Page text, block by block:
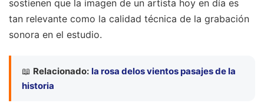
sostienen que la imagen de un artista hoy en día es
tan relevante como la calidad técnica de la grabación
sonora en el estudio.
📖 Relacionado: la rosa delos vientos pasajes de la
historia